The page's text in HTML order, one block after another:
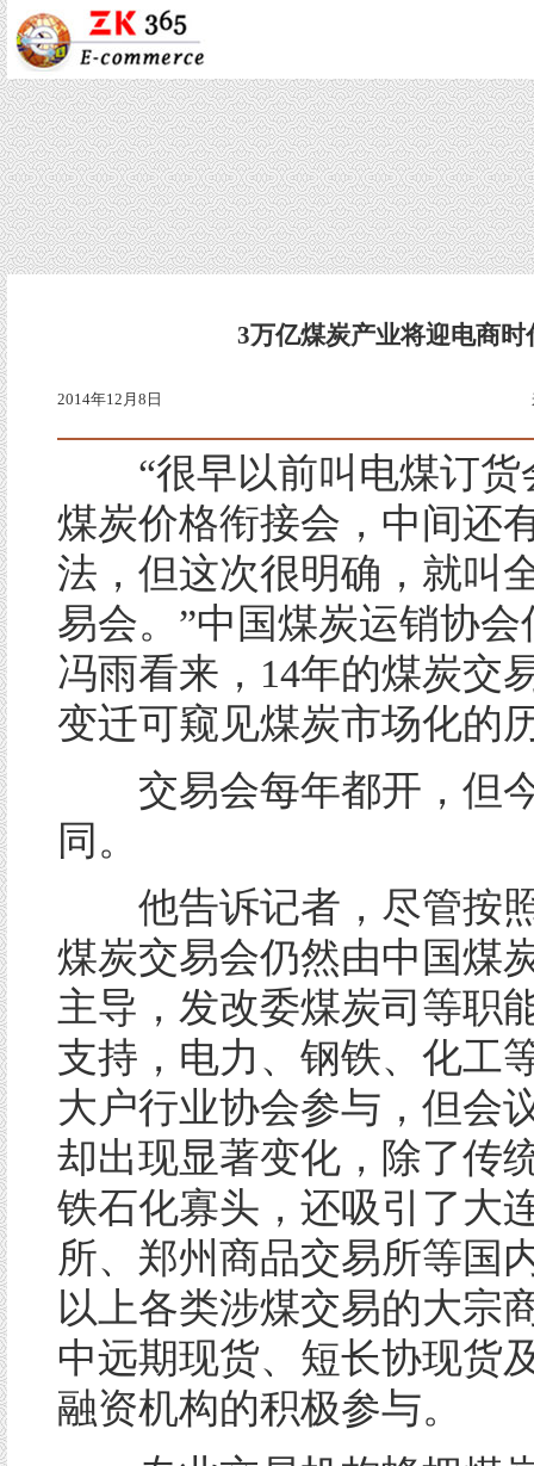
3万亿煤炭产业将迎电商时
2014年12月8日
“很早以前叫电煤订货
煤炭价格衔接会，中间还
法，但这次很明确，就叫
易会。”中国煤炭运销协
冯雨看来，14年的煤炭交
变迁可窥见煤炭市场化的
交易会每年都开，但
同。
他告诉记者，尽管按
煤炭交易会仍然由中国煤
主导，发改委煤炭司等职
支持，电力、钢铁、化工
大户行业协会参与，但会
却出现显著变化，除了传
铁石化寡头，还吸引了大
所、郑州商品交易所等国
以上各类涉煤交易的大宗
中远期现货、短长协现货
融资机构的积极参与。